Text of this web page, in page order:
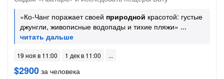
«Ко-Чанг поражает своей природной красотой: густые
джунгли, живописные водопады и тихие пляжи»
19 ноя в 11:00 1 дек в 11:00
$2900 за человека